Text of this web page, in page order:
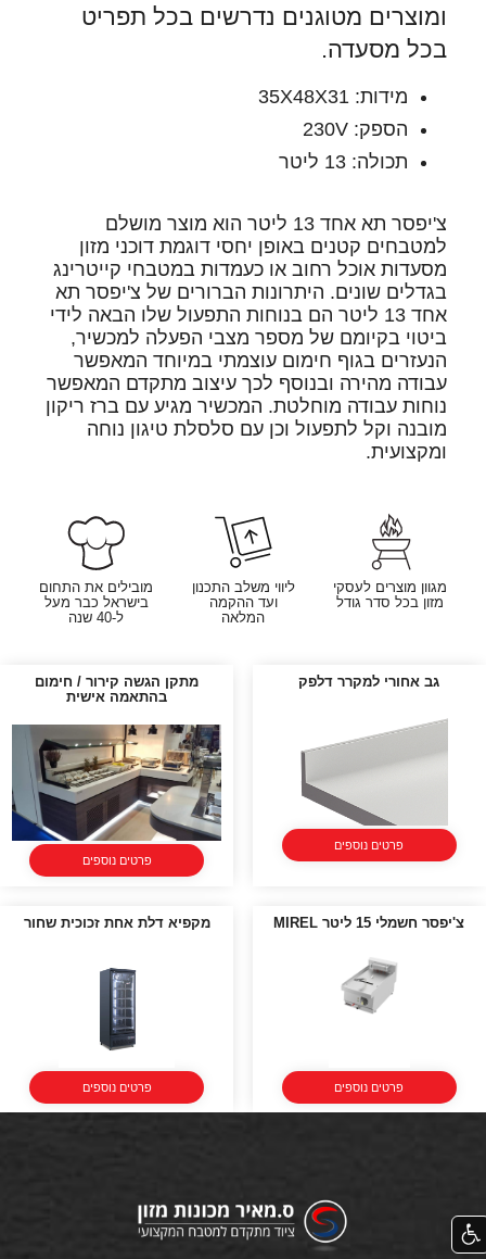
ומוצרים מטוגנים נדרשים בכל תפריט
בכל מסעדה.
מידות: 35X48X31
הספק: 230V
תכולה: 13 ליטר
צ'יפסר תא אחד 13 ליטר הוא מוצר מושלם
למטבחים קטנים באופן יחסי דוגמת דוכני מזון
מסעדות אוכל רחוב או כעמדות במטבחי קייטרינג
בגדלים שונים. היתרונות הברורים של צ'יפסר תא
אחד 13 ליטר הם בנוחות התפעול שלו הבאה לידי
ביטוי בקיומם של מספר מצבי הפעלה למכשיר,
הנעזרים בגוף חימום עוצמתי במיוחד המאפשר
עבודה מהירה ובנוסף לכך עיצוב מתקדם המאפשר
נוחות עבודה מוחלטת. המכשיר מגיע עם ברז ריקון
מובנה וקל לתפעול וכן עם סלסלת טיגון נוחה
ומקצועית.
מגוון מוצרים לעסקי
מזון בכל סדר גודל
ליווי משלב התכנון
ועד ההקמה
המלאה
מובילים את התחום
בישראל כבר מעל
ל-40 שנה
גב אחורי למקרר דלפק
פרטים נוספים
מתקן הגשה קירור / חימום
בהתאמה אישית
פרטים נוספים
צ'יפסר חשמלי 15 ליטר MIREL
פרטים נוספים
מקפיא דלת אחת זכוכית שחור
פרטים נוספים